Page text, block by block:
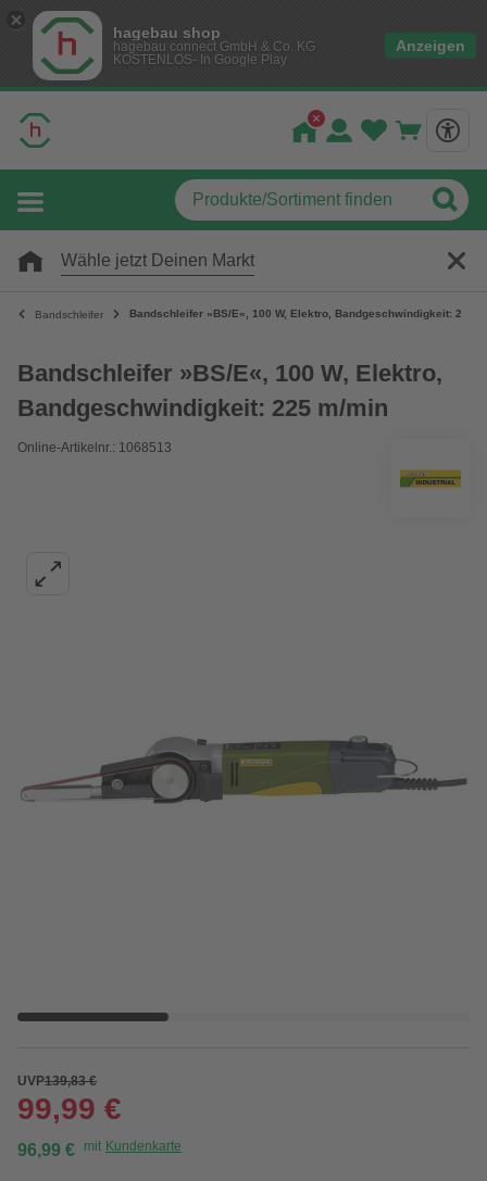
hagebau shop
hagebau connect GmbH & Co. KG
KOSTENLOS- In Google Play
Anzeigen
Wähle jetzt Deinen Markt
Bandschleifer Bandschleifer »BS/E«, 100 W, Elektro, Bandgeschwindigkeit: 225
Bandschleifer »BS/E«, 100 W, Elektro,
Bandgeschwindigkeit: 225 m/min
Online-Artikelnr.: 1068513
UVP139,83 €
99,99 €
96,99 € mit Kundenkarte